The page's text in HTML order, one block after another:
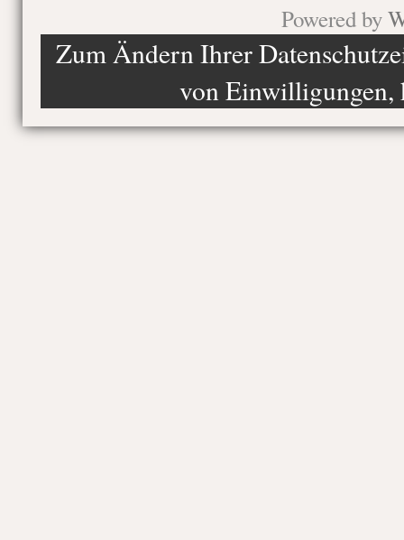
Powered by
Zum Ändern Ihrer
von